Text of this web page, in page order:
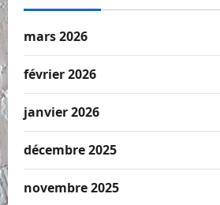
mars 2026
février 2026
janvier 2026
décembre 2025
novembre 2025